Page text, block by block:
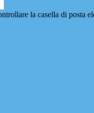
la casella di posta